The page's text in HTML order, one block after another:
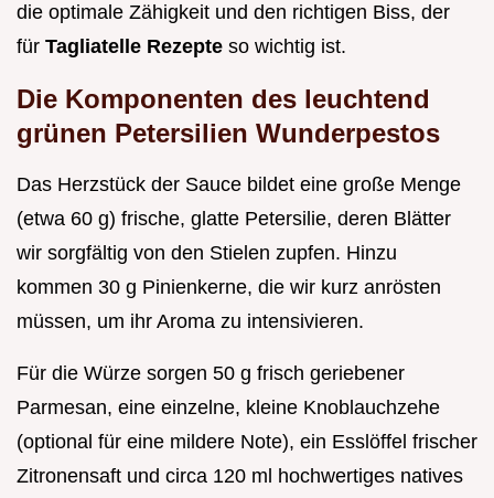
die optimale Zähigkeit und den richtigen Biss, der
für Tagliatelle Rezepte so wichtig ist.
Die Komponenten des leuchtend
grünen Petersilien Wunderpestos
Das Herzstück der Sauce bildet eine große Menge
(etwa 60 g) frische, glatte Petersilie, deren Blätter
wir sorgfältig von den Stielen zupfen. Hinzu
kommen 30 g Pinienkerne, die wir kurz anrösten
müssen, um ihr Aroma zu intensivieren.
Für die Würze sorgen 50 g frisch geriebener
Parmesan, eine einzelne, kleine Knoblauchzehe
(optional für eine mildere Note), ein Esslöffel frischer
Zitronensaft und circa 120 ml hochwertiges natives